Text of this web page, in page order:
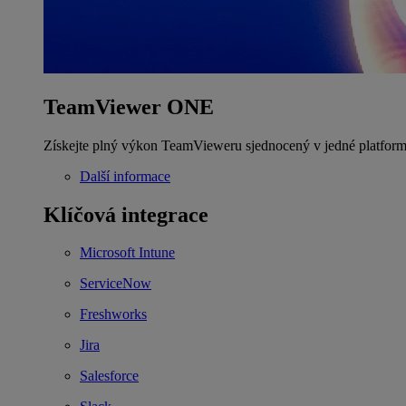
TeamViewer ONE
Získejte plný výkon TeamVieweru sjednocený v jedné
Další informace
Klíčová integrace
Microsoft Intune
ServiceNow
Freshworks
Jira
Salesforce